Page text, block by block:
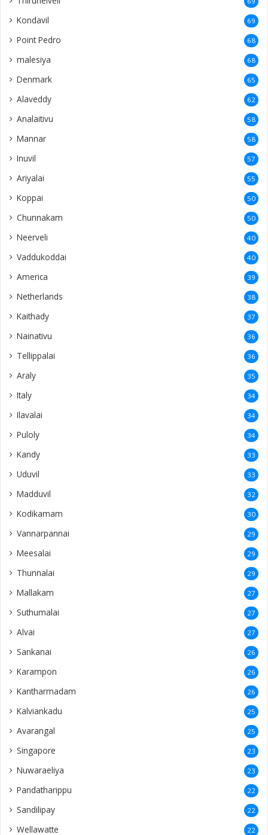
Kondavil 69
Point Pedro 68
malesiya 68
Denmark 65
Alaveddy 62
Analaitivu 58
Mannar 58
Inuvil 57
Ariyalai 55
Koppai 50
Chunnakam 50
Neerveli 40
Vaddukoddai 40
America 39
Netherlands 38
Kaithady 37
Nainativu 36
Tellippalai 36
Araly 35
Italy 34
Ilavalai 34
Puloly 34
Kandy 33
Uduvil 33
Madduvil 32
Kodikamam 30
Vannarpannai 29
Meesalai 29
Thunnalai 29
Mallakam 27
Suthumalai 27
Alvai 27
Sankanai 26
Karampon 26
Kantharmadam 26
Kalviankadu 25
Avarangal 25
Singapore 23
Nuwaraeliya 23
Pandatharippu 22
Sandilipay 22
Wellawatte 22